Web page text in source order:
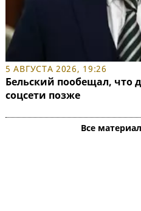
5 АВГУСТА 2026, 19:26
Бельский пообещал, что
соцсети позже
Все